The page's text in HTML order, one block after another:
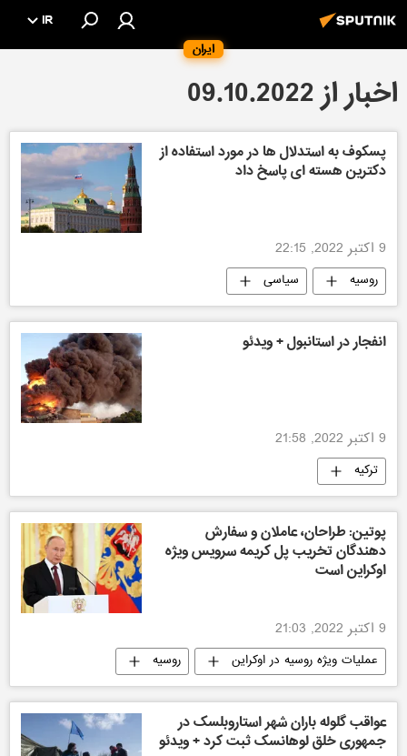
ایران
IR
اخبار از 09.10.2022
پسکوف به استدلال ها در مورد استفاده از
دکترین هسته ای پاسخ داد
9 اکتبر 2022, 22:15
روسیه سیاسی
انفجار در استانبول + ویدئو
9 اکتبر 2022, 21:58
ترکیه
پوتین: طراحان، عاملان و سفارش
دهندگان تخریب پل کریمه سرویس ویژه
اوکراین است
9 اکتبر 2022, 21:03
عملیات ویژه روسیه در اوکراین
روسیه
اوکراین
عواقب گلوله باران شهر استاروبلسک در
جمهوری خلق لوهانسک ثبت کرد + ویدئو